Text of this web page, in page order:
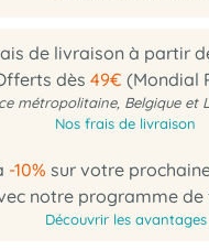
de livraison à partir
dès 49€ (Mondial
métropolitaine, Belgique et
Nos frais de livraison
-10% sur votre
notre programme
Découvrir les avantages